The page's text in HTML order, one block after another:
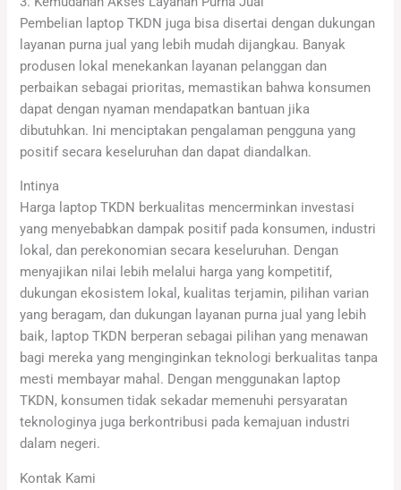
Pembelian laptop TKDN juga bisa disertai dengan dukungan
layanan purna jual yang lebih mudah dijangkau. Banyak
produsen lokal menekankan layanan pelanggan dan
perbaikan sebagai prioritas, memastikan bahwa konsumen
dapat dengan nyaman mendapatkan bantuan jika
dibutuhkan. Ini menciptakan pengalaman pengguna yang
positif secara keseluruhan dan dapat diandalkan.
Intinya
Harga laptop TKDN berkualitas mencerminkan investasi
yang menyebabkan dampak positif pada konsumen, industri
lokal, dan perekonomian secara keseluruhan. Dengan
menyajikan nilai lebih melalui harga yang kompetitif,
dukungan ekosistem lokal, kualitas terjamin, pilihan varian
yang beragam, dan dukungan layanan purna jual yang lebih
baik, laptop TKDN berperan sebagai pilihan yang menawan
bagi mereka yang menginginkan teknologi berkualitas tanpa
mesti membayar mahal. Dengan menggunakan laptop
TKDN, konsumen tidak sekadar memenuhi persyaratan
teknologinya juga berkontribusi pada kemajuan industri
dalam negeri.
Kontak Kami